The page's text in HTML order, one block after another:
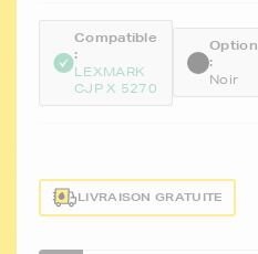
Compatible
:
LEXMARK
CJP X 5270
Option
:
Noir
LIVRAISON GRATUITE